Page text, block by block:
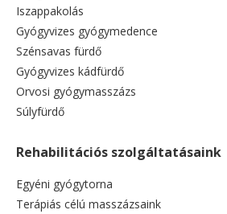
Iszappakolás
Gyógyvizes gyógymedence
Szénsavas fürdő
Gyógyvizes kádfürdő
Orvosi gyógymasszázs
Súlyfürdő
Rehabilitációs szolgáltatásaink
Egyéni gyógytorna
Terápiás célú masszázsaink